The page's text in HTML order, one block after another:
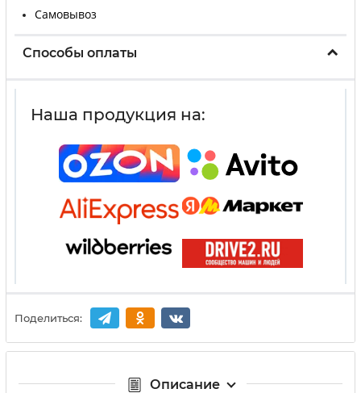
Самовывоз
Способы оплаты
Наша продукция на:
Поделиться:
Описание